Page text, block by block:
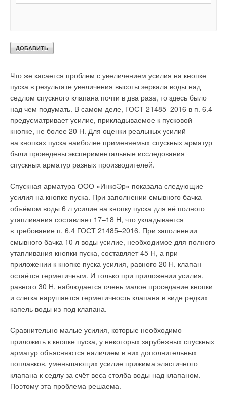
спускной арматуры можно получить расходы воды на смыв
большие, чем в традиционных условиях спуска.
Что же касается проблем с увеличением усилия на кнопке
пуска в результате увеличения высоты зеркала воды над
седлом спускного клапана почти в два раза, то здесь было
над чем подумать. В самом деле, ГОСТ 21485–2016 в п. 6.4
предусматривает усилие, прикладываемое к пусковой
кнопке, не более 20 Н. Для оценки реальных усилий
на кнопках пуска наиболее применяемых спускных арматур
были проведены экспериментальные исследования
спускных арматур разных производителей.
Спускная арматура ООО «ИнкоЭр» показала следующие
усилия на кнопке пуска. При заполнении смывного бачка
объёмом воды 6 л усилие на кнопку пуска для её полного
утапливания составляет 17–18 Н, что укладывается
в требование п. 6.4 ГОСТ 21485–2016. При заполнении
смывного бачка 10 л воды усилие, необходимое для полного
утапливания кнопки пуска, составляет 45 Н, а при
приложении к кнопке пуска усилия, равного 20 Н, клапан
остаётся герметичным. И только при приложении усилия,
равного 30 Н, наблюдается очень малое проседание кнопки
и слегка нарушается герметичность клапана в виде редких
капель воды из-под клапана.
Сравнительно малые усилия, которые необходимо
приложить к кнопке пуска, у некоторых зарубежных спускных
арматур объясняются наличием в них дополнительных
поплавков, уменьшающих усилие прижима эластичного
клапана к седлу за счёт веса столба воды над клапаном.
Поэтому эта проблема решаема.